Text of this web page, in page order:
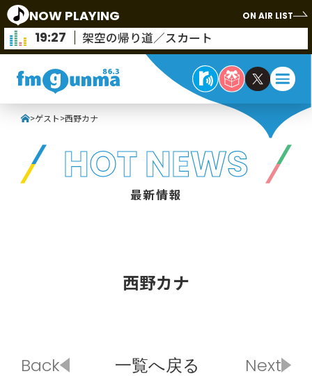
NOW PLAYING ON AIR LIST
19:27 架空の帰り道／スカート
>ゲスト>西野カナ
HOT NEWS
最新情報
西野カナ
Back 一覧へ戻る Next